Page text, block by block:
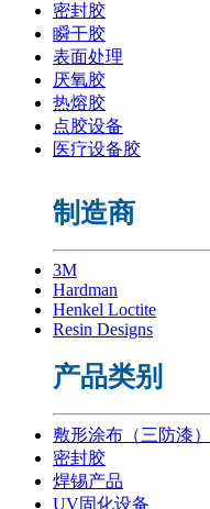
密封胶
瞬干胶
表面处理
厌氧胶
热熔胶
点胶设备
医疗设备胶
制造商
3M
Hardman
Henkel Loctite
Resin Designs
产品类别
敷形涂布（三防漆）
密封胶
焊锡产品
UV固化设备